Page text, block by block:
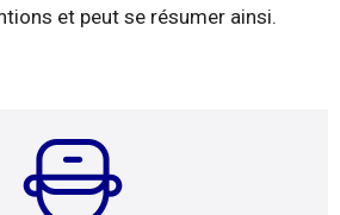
et peut se résumer ainsi.